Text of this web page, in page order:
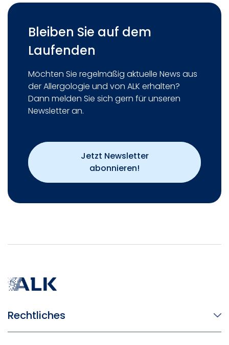
Bleiben Sie auf dem
Laufenden
Möchten Sie regelmäßig aktuelle News aus
der Allergologie und von ALK erhalten?
Dann melden Sie sich gern für unseren
Newsletter an.
Jetzt Newsletter
abonnieren!
Rechtliches